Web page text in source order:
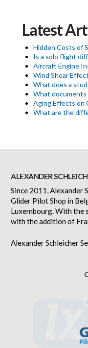
Latest
Hidden Costs of
Is a solo flight
Aircraft Engine
Wind Shear
What does a
What documents
Aging Effects on
What are the
ALEXANDER
Since 2011, Alexander
Glider Pilot Shop in
Luxembourg. With the
with the addition of
Alexander Schleicher